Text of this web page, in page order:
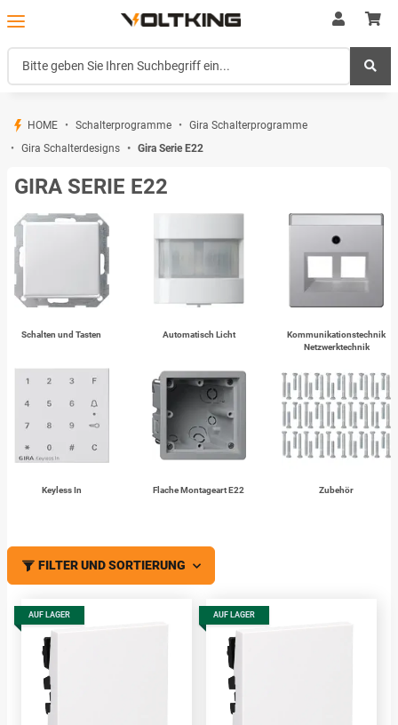
HOME Schalterprogramme
Gira Schalterprogramme
Gira Schalterdesigns
Gira Serie E22
GIRA SERIE E22
Schalten und Tasten Automatisch Licht
Kommunikationstechnik
Netzwerktechnik
Keyless In Flache Montageart E22 Zubehör
FILTER UND SORTIERUNG
AUF LAGER AUF LAGER